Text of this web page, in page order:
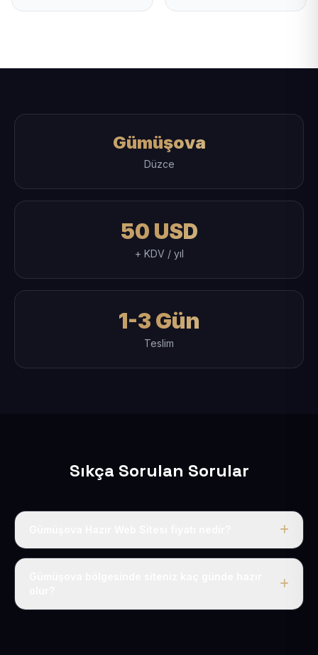
Gümüşova
Düzce
50 USD
+ KDV / yıl
1-3 Gün
Teslim
Sıkça Sorulan Sorular
Tek fiyat uygulanır: yıllık 50 USD + KDV. Bu bedele alan